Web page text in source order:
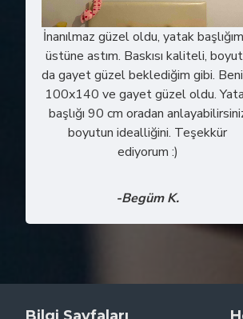
İnanılmaz güzel oldu, yatak
üstüne astım. Baskısı kaliteli,
da gayet güzel beklediğim gibi.
100x140 ve gayet güzel oldu.
başlığı 90 cm oradan
boyutun idealliğini. Teşekkür
ediyorum :)
-Begüm K.